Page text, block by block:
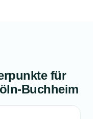
für
Buchheim